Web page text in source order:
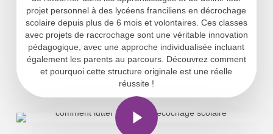
projet personnel à des lycéens franciliens en décrochage
scolaire depuis plus de 6 mois et volontaires. Ces classes
avec projets de raccrochage sont une véritable innovation
pédagogique, avec une approche individualisée incluant
également les parents au parcours. Découvrez comment
et pourquoi cette structure originale est une réelle
réussite !
Play Video
Play Video